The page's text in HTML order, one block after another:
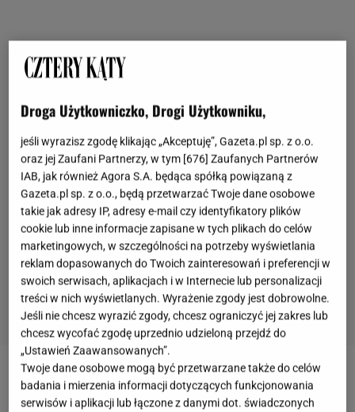
Dąb, czyli siła i wytrzymałość
Droga Użytkowniczko, Drogi Użytkowniku,
jeśli wyrazisz zgodę klikając „Akceptuję”, Gazeta.pl sp. z o.o.
oraz jej Zaufani Partnerzy, w tym [676] Zaufanych Partnerów
IAB, jak również Agora S.A. będąca spółką powiązaną z
Gazeta.pl sp. z o.o., będą przetwarzać Twoje dane osobowe
takie jak adresy IP, adresy e-mail czy identyfikatory plików
cookie lub inne informacje zapisane w tych plikach do celów
marketingowych, w szczególności na potrzeby wyświetlania
reklam dopasowanych do Twoich zainteresowań i preferencji w
swoich serwisach, aplikacjach i w Internecie lub personalizacji
treści w nich wyświetlanych. Wyrażenie zgody jest dobrowolne.
Jeśli nie chcesz wyrazić zgody, chcesz ograniczyć jej zakres lub
chcesz wycofać zgodę uprzednio udzieloną przejdź do
„Ustawień Zaawansowanych”.
Twoje dane osobowe mogą być przetwarzane także do celów
badania i mierzenia informacji dotyczących funkcjonowania
serwisów i aplikacji lub łączone z danymi dot. świadczonych